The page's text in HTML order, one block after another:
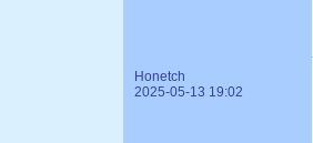
Honetch
2025-05-13 19:02